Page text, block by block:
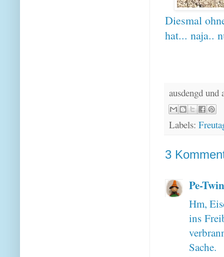
Diesmal
hat... naja..
ausdengd
Labels:
3
Pe-
Hm,
ins
Sache.